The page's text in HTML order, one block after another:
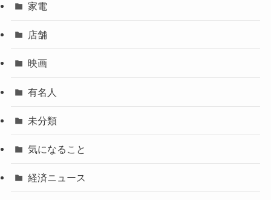
家電
店舗
映画
有名人
未分類
気になること
経済ニュース